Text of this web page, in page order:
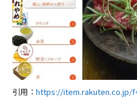
引用： https://item.rakuten.co.jp/